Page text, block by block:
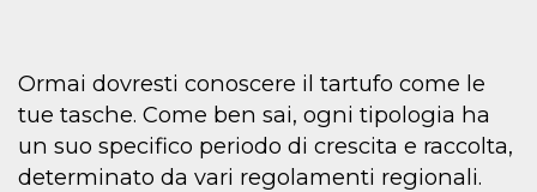
Ormai dovresti conoscere il tartufo come le
tue tasche. Come ben sai, ogni tipologia ha
un suo specifico periodo di crescita e raccolta,
determinato da vari regolamenti regionali.